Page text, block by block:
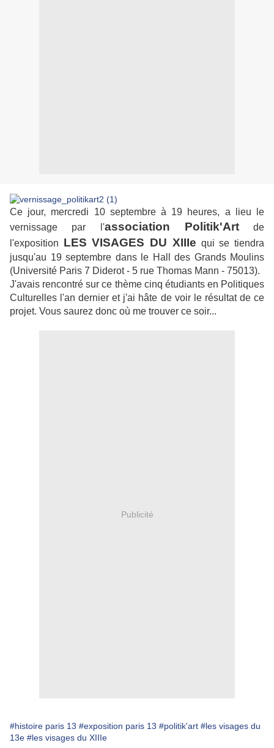
Ce jour, mercredi 10 septembre à 19 heures, a lieu le
vernissage par l'association Politik'Artde
l'exposition LES VISAGES DU XIIIe qui se tiendra
jusqu'au 19 septembre dans le Hall des Grands Moulins
(Université Paris 7 Diderot - 5 rue Thomas Mann - 75013).
J'avais rencontré sur ce thème cinq étudiants en Politiques
Culturelles l'an dernier et j'ai hâte de voir le résultat de ce
projet. Vous saurez donc où me trouver ce soir...
Publicité
#histoire paris 13 #exposition paris 13 #politik'art #les visages du
13e #les visages du XIIIe